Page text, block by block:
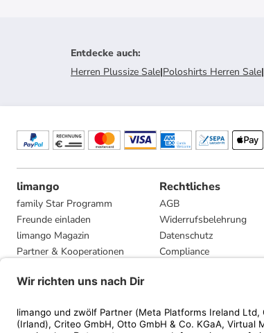
Entdecke auch:
Herren Plussize Sale|Poloshirts Herren Sale|
limango
family Star Programm
Freunde einladen
limango Magazin
Partner & Kooperationen
Presse
Rechtliches
AGB
Widerrufsbelehrung
Datenschutz
Compliance